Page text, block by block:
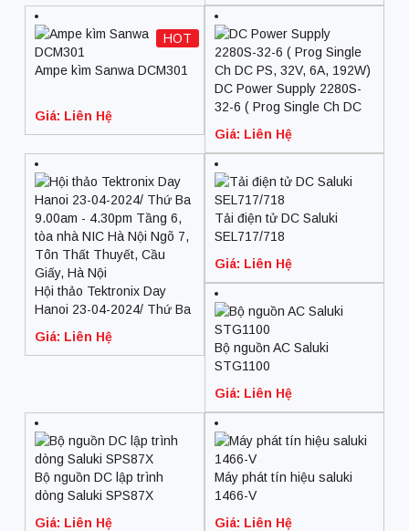
Ampe kìm Sanwa DCM301
Giá: Liên Hệ
HOT
DC Power Supply 2280S-
32-6 ( Prog Single Ch DC
Giá: Liên Hệ
Hội thảo Tektronix Day
Hanoi 23-04-2024/ Thứ Ba
tòa nhà NIC Hà Nội Ngõ 7,
Giá: Liên Hệ
Tải điện tử DC Saluki
SEL717/718
Giá: Liên Hệ
Bộ nguồn AC Saluki
STG1100
Giá: Liên Hệ
Bộ nguồn DC lập trình
dòng Saluki SPS87X
Giá: Liên Hệ
Máy phát tín hiệu saluki
1466-V
Giá: Liên Hệ